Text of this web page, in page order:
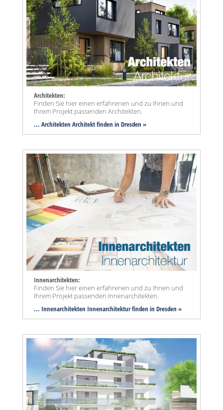
Architekten:
Finden Sie hier einen erfahrenen und zu Ihnen und
Ihrem Projekt passenden Architekten.
... Architekten Architekt finden in Dresden »
Innenarchitekten:
Finden Sie hier einen erfahrenen und zu Ihnen und
Ihrem Projekt passenden Innenarchitekten.
... Innenarchitekten Innenarchitektur finden in Dresden »